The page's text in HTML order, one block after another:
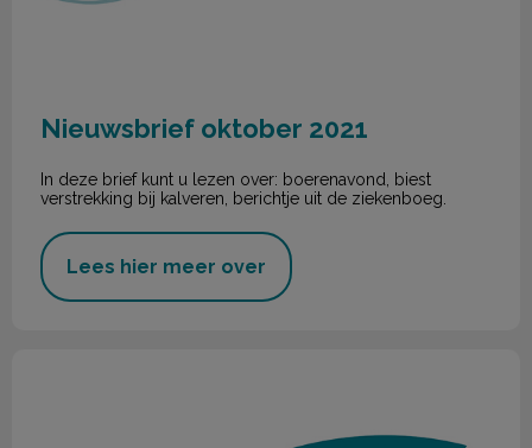
Nieuwsbrief oktober 2021
In deze brief kunt u lezen over: boerenavond, biest
verstrekking bij kalveren, berichtje uit de ziekenboeg.
Lees hier meer over